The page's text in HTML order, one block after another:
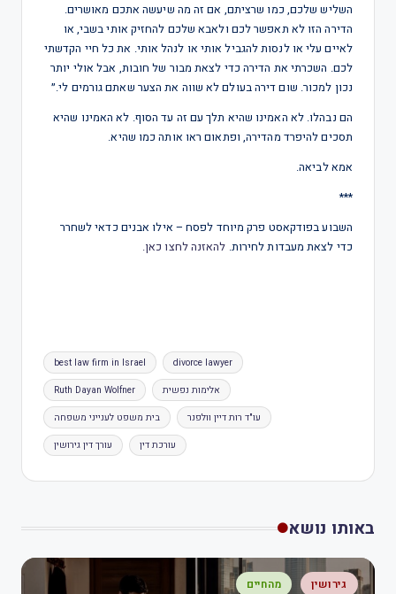
השליש שלכם, כמו שרציתם, אם זה מה שיעשה אתכם מאושרים.
הדירה הזו לא תאפשר לכם ולאבא שלכם להחזיק אותי בשבי, או
לאיים עלי או לנסות להגביל אותי או לנהל אותי. את כל חיי הקדשתי
לכם. השכרתי את הדירה כדי לצאת מבור של חובות, אבל אולי יותר
נכון למכור. שום דירה בעולם לא שווה את הצער שאתם גורמים לי.״
הם נבהלו. לא האמינו שהיא תלך עם זה עד הסוף. לא האמינו שהיא
תסכים להיפרד מהדירה, ופתאום ראו אותה כמו שהיא.
אמא לביאה.
***
השבוע בפודקאסט פרק מיוחד לפסח – אילו אבנים כדאי לשחרר
כדי לצאת מעבדות לחירות. להאזנה לחצו כאן.
best law firm in Israel divorce lawyer
Ruth Dayan Wolfner אלימות נפשית
בית משפט לענייני משפחה עו"ד רות דיין וולפנר
עורך דין גירושין עורכת דין
באותו נושא
גירושין מהחיים